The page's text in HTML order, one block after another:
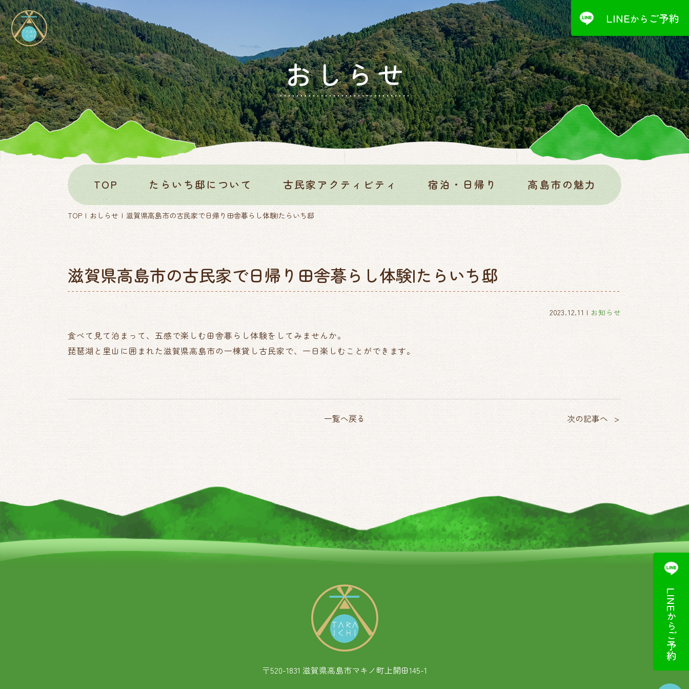
LINEから ご予約
おしらせ
TOP たらいち邸について 古民家アクティビティ 宿泊・日帰り 高島市の魅力
LINE
から
ご予約
TOP おしらせ 滋賀県高島市の古民家で日帰り田舎暮らし体験|たらいち邸
滋賀県高島市の古民家で日帰り田舎暮らし体験|たらいち邸
2023.12.11 お知らせ
食べて見て泊まって、五感で楽しむ田舎暮らし体験をしてみませんか。
琵琶湖と里山に囲まれた滋賀県高島市の一棟貸し古民家で、一日楽しむことができます。
一覧へ戻る 次の記事へ
〒520-1831 滋賀県高島市マキノ町上開田145-1